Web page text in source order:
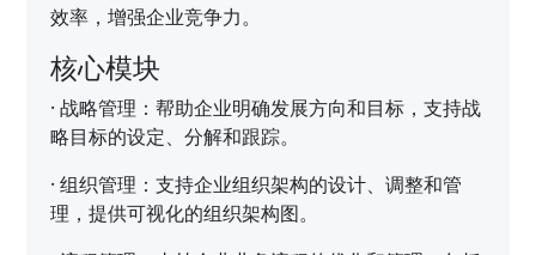
效率，增强企业竞争力。
核心模块
·战略管理：帮助企业明确发展方向和目标，支持战
略目标的设定、分解和跟踪。
·组织管理：支持企业组织架构的设计、调整和管
理，提供可视化的组织架构图。